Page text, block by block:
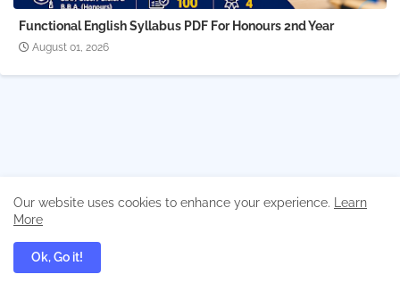
Functional English Syllabus PDF For Honours 2nd Year
August 01, 2026
Our website uses cookies to enhance your experience.
Learn
More
Ok, Go it!